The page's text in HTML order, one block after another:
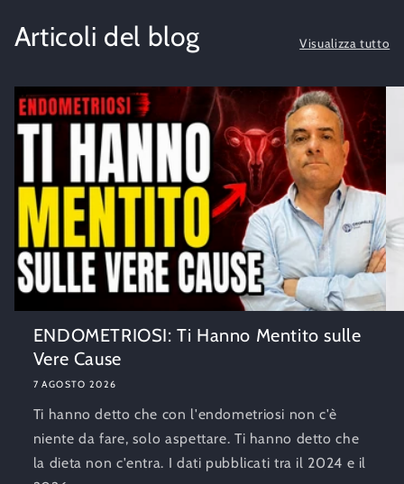
Articoli del blog Visualizza tutto
ENDOMETRIOSI: Ti Hanno Mentito sulle
Vere Cause
7 AGOSTO 2026
Ti hanno detto che con l'endometriosi non c'è
niente da fare, solo aspettare. Ti hanno detto che
la dieta non c'entra. I dati pubblicati tra il 2024 e il